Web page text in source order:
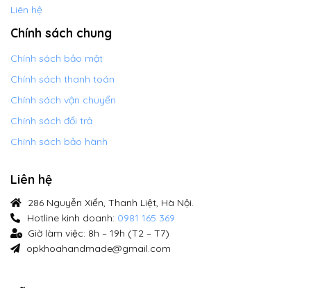
Liên hệ
Chính sách chung
Chính sách bảo mật
Chính sách thanh toán
Chính sách vận chuyển
Chính sách đổi trả
Chính sách bảo hành
Liên hệ
286 Nguyễn Xiển, Thanh Liệt, Hà Nội.
Hotline kinh doanh: 0981 165 369
Giờ làm việc: 8h – 19h (T2 – T7)
opkhoahandmade@gmail.com